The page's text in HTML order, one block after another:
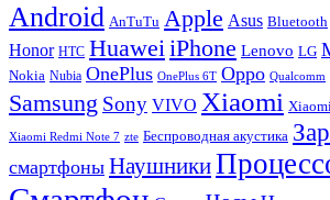
Android AnTuTu Apple Asus Bluetooth
Honor HTC HuaweiiPhone Lenovo LG
Nokia Nubia OnePlus OnePlus 6T Oppo Qualcomm
Samsung Sony VIVO Xiaomi
Xiaomi Redmi Note 7 zte Беспроводная акустика
смартфоны Наушники